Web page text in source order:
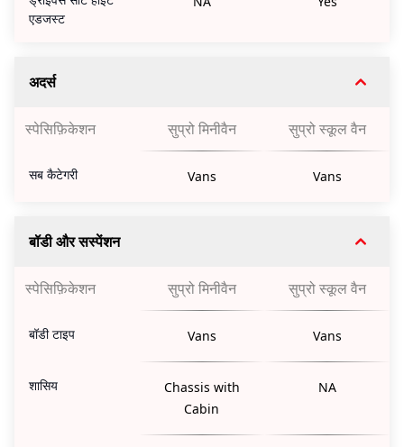
एडजस्ट
अदर्स
स्पेसिफ़िकेशन सुप्रो मिनीवैन सुप्रो स्कूल वैन
सब कैटेगरी Vans Vans
बॉडी और सस्पेंशन
स्पेसिफ़िकेशन सुप्रो मिनीवैन सुप्रो स्कूल वैन
बॉडी टाइप Vans Vans
शासिय
Chassis with
Cabin
NA